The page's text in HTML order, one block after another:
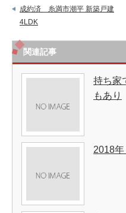
成約済 糸満市潮平 新築戸建
4LDK
関連記事
持ち家
もあり
2018